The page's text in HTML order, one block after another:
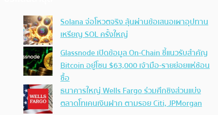
Solana จ่อโหวตจริง ลุ้นผ่านข้อเสนอเผาอุปทาน
เหรียญ SOL ครั้งใหญ่
Glassnode เปิดข้อมูล On-Chain ชี้แนวรับสำคัญ
Bitcoin อยู่โซน $63,000 เจ้ามือ-รายย่อยแห่ช้อน
ซื้อ
ธนาคารใหญ่ Wells Fargo ร่วมศึกชิงส่วนแบ่ง
ตลาดโทเคนเงินฝาก ตามรอย Citi, JPMorgan